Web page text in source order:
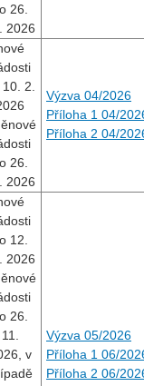
26.
2026
2.
26.
2026
Výzva 04/2026
Příloha 1 04/
Příloha 2 04/
12.
2026
26.
11.
v
Výzva 05/2026
Příloha 1 06/
Příloha 2 06/